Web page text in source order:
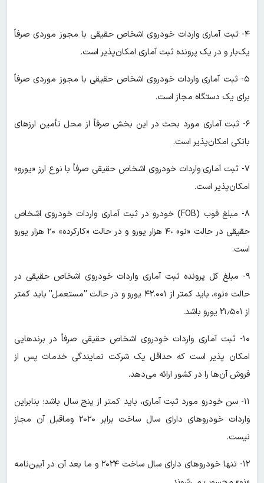
۴- ثبت آماری واردات خودروی اشخاص حقیقی با مجوز موردی صرفاً
یک‌بار و در یک پرونده ثبت آماری امکان‌پذیر است.
۵- ثبت آماری واردات خودروی اشخاص حقیقی با مجوز موردی صرفاً
برای یک دستگاه مجاز است.
۶- ثبت آماری مورد بحث در این بخش صرفاً از محل تأمین ارزهای
بانکی امکان‌پذیر است.
٧- ثبت آماری واردات خودروی اشخاص حقیقی صرفاً با نوع ارز «یورو»
امکان‌پذیر است.
٨- مبلغ فوب (FOB) خودرو در ثبت آماری واردات خودروی اشخاص
حقیقی در حالت «نو» ۴٠ هزار یورو و در حالت «کارکرده» ۲۰ هزار یورو
است.
٩- مبلغ کل پرونده ثبت آماری واردات خودروی اشخاص حقیقی در
حالت «نو»، باید کمتر از ۴۲.۰۰۱ یورو و در حالت ''مستعمل'' باید کمتر
از ۲۱٫۵۰۱ یورو باشد.
۱۰- ثبت آماری واردات خودروی اشخاص حقیقی صرفاً در برندهایی
امکان پذیر است که حداقل یک شرکت نمایندگی خدمات پس از
فروش آن‌ها را در کشور ارائه می‌دهد.
١١- سن خودرو مورد ثبت آماری، باید کمتر از پنج سال باشد؛ بنابراین
واردات خودروهای دارای سال ساخت برابر ۲۰۲۰ وماقبل آن مجاز
نیست.
١٢- تنها خودروهای دارای سال ساخت ۲۰۲۴ و ما بعد آن در آیین‌نامه